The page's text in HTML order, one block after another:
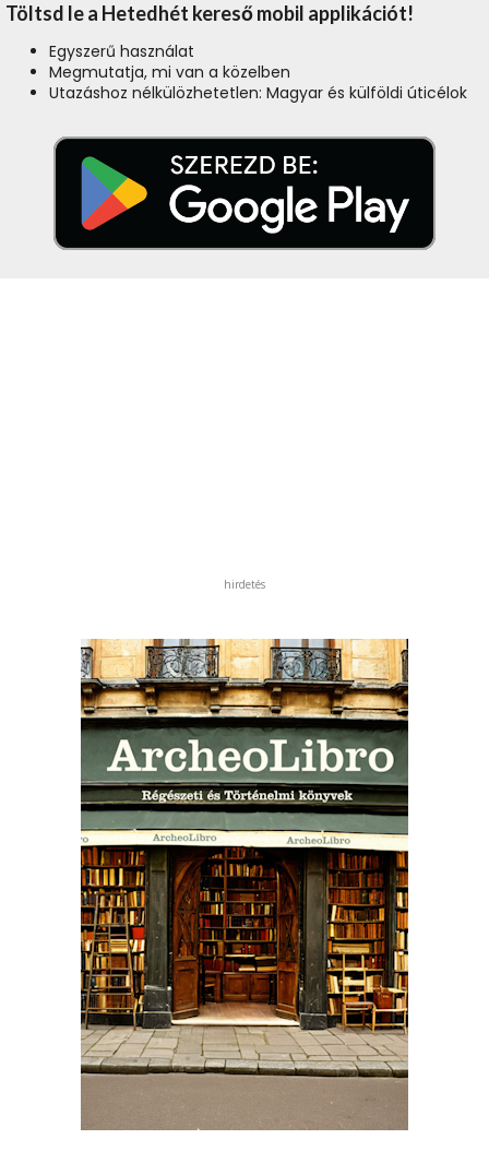
Töltsd le a Hetedhét kereső mobil applikációt!
Egyszerű használat
Megmutatja, mi van a közelben
Utazáshoz nélkülözhetetlen: Magyar és külföldi úticélok
hirdetés